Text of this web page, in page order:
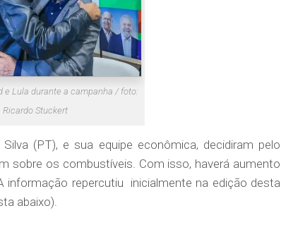
e Lula durante a campanha / foto:
Ricardo Stuckert
(PT), e sua equipe econômica, decidiram pelo
sobre os combustíveis. Com isso, haverá aumento
informação repercutiu inicialmente na edição desta
abaixo).